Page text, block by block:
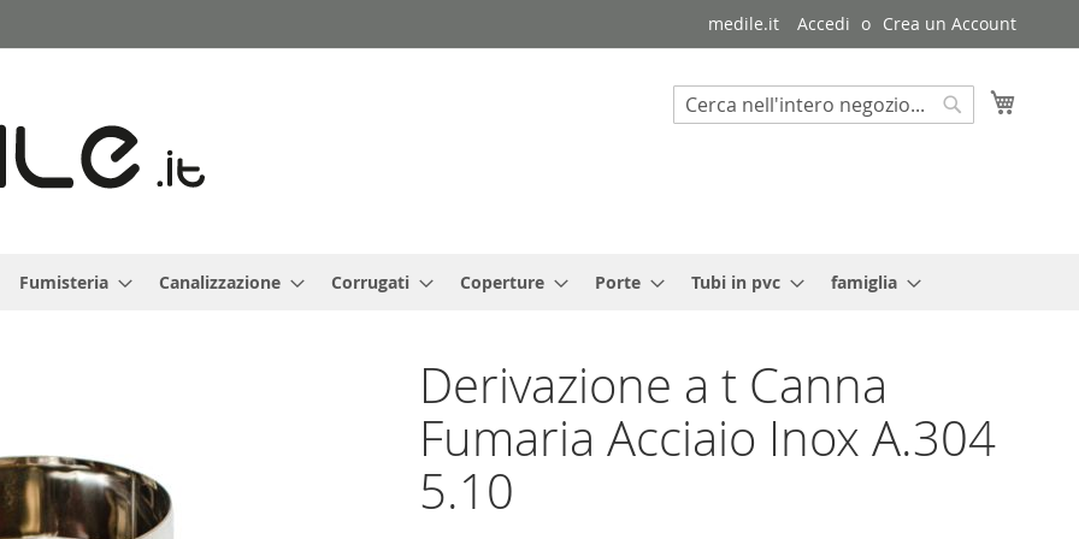
medile.it Accedi Crea un Account
Cerca
Fumisteria Canalizzazione Corrugati Coperture Porte Tubi in pvc famiglia
Derivazione a t Canna
Fumaria Acciaio Inox A.304
5.10